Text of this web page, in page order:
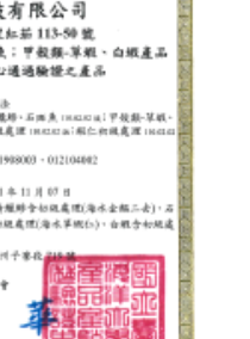
Seafrozen・Flash frozen
サイズ／梱包：150-200g / 1尾
サイズ／梱包：200-250g / 1尾
サイズ／梱包：250-300g / 1尾
サイズ／梱包：300-350g / 1尾
製品状態：丸ごと・船上凍結・急